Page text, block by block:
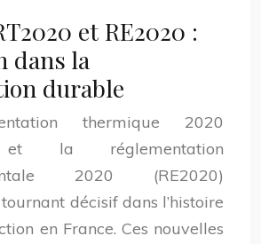
et RE2020 :
dans la
durable
thermique 2020
et la réglementation
2020 (RE2020)
décisif dans l’histoire
en France. Ces nouvelles